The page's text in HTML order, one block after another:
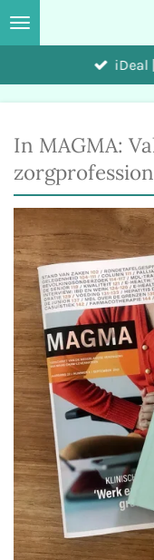
Ga
direct
iDeal
In MAGMA: